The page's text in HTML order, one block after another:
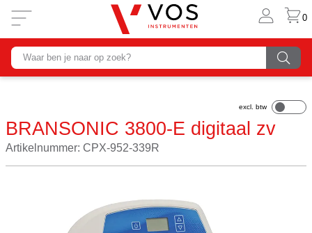
0
BRANSONIC 3800-E digitaal zv
Artikelnummer: CPX-952-339R